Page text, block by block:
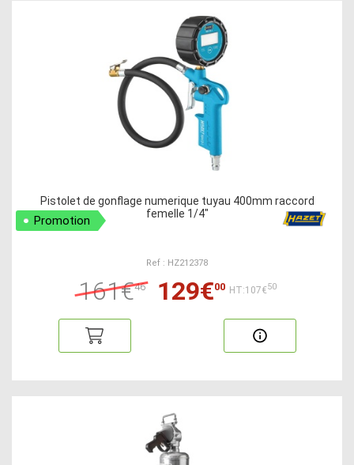
Pistolet de gonflage numerique tuyau 400mm raccord
femelle 1/4"
Promotion
Ref : HZ212378
161€46 129€00 HT:107€50